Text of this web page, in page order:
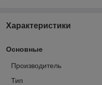
Характеристики
Основные
Производитель
Тип